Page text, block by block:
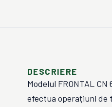
DESCRIERE
Modelul FRONTAL
efectua operațiuni de